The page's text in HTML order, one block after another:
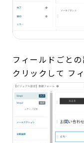
フィールドごと
クリックして フ